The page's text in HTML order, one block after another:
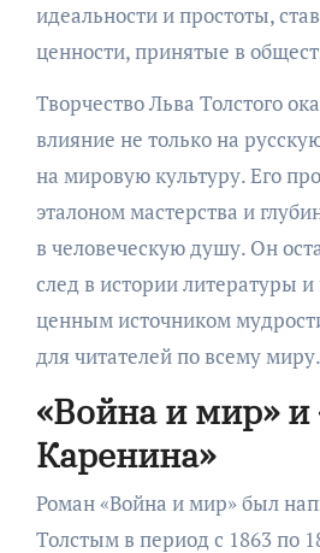
идеальности и простоты,
ценности, принятые в
Творчество Льва Толстого
влияние не только на
на мировую культуру. Его
эталоном мастерства и
в человеческую душу. Он
след в истории литературы
ценным источником
для читателей по всему миру.
«Война и мир» и
Каренина»
Роман «Война и мир» был
Толстым в период с 1863 по